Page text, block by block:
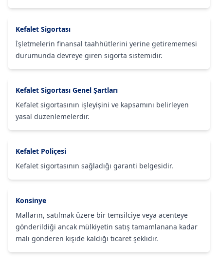
Kefalet Sigortası
İşletmelerin finansal taahhütlerini yerine getirememesi
durumunda devreye giren sigorta sistemidir.
Kefalet Sigortası Genel Şartları
Kefalet sigortasının işleyişini ve kapsamını belirleyen
yasal düzenlemelerdir.
Kefalet Poliçesi
Kefalet sigortasının sağladığı garanti belgesidir.
Konsinye
Malların, satılmak üzere bir temsilciye veya acenteye
gönderildiği ancak mülkiyetin satış tamamlanana kadar
malı gönderen kişide kaldığı ticaret şeklidir.